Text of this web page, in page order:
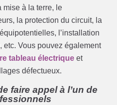
mise à la terre, le
la protection du circuit, la
l’installation
etc. Vous pouvez également
tableau électrique et
défectueux.
faire appel à l’un de